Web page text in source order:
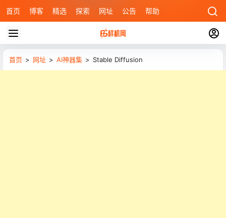
首页 博客 精选 探索 网址 公告 帮助
首页 > 网址 > AI神器集 > Stable Diffusion